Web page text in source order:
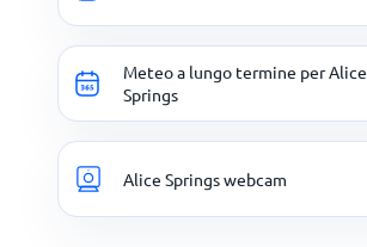
Meteo a lungo termine per Alice
Springs
Alice Springs webcam